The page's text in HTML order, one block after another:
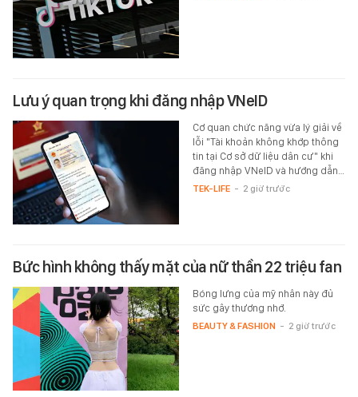
Lưu ý quan trọng khi đăng nhập VNeID
Cơ quan chức năng vừa lý giải về
lỗi "Tài khoản không khớp thông
tin tại Cơ sở dữ liệu dân cư" khi
đăng nhập VNeID và hướng dẫn…
TEK-LIFE - 2 giờ trước
Bức hình không thấy mặt của nữ thần 22 triệu fan
Bóng lưng của mỹ nhân này đủ
sức gây thương nhớ.
BEAUTY & FASHION - 2 giờ trước